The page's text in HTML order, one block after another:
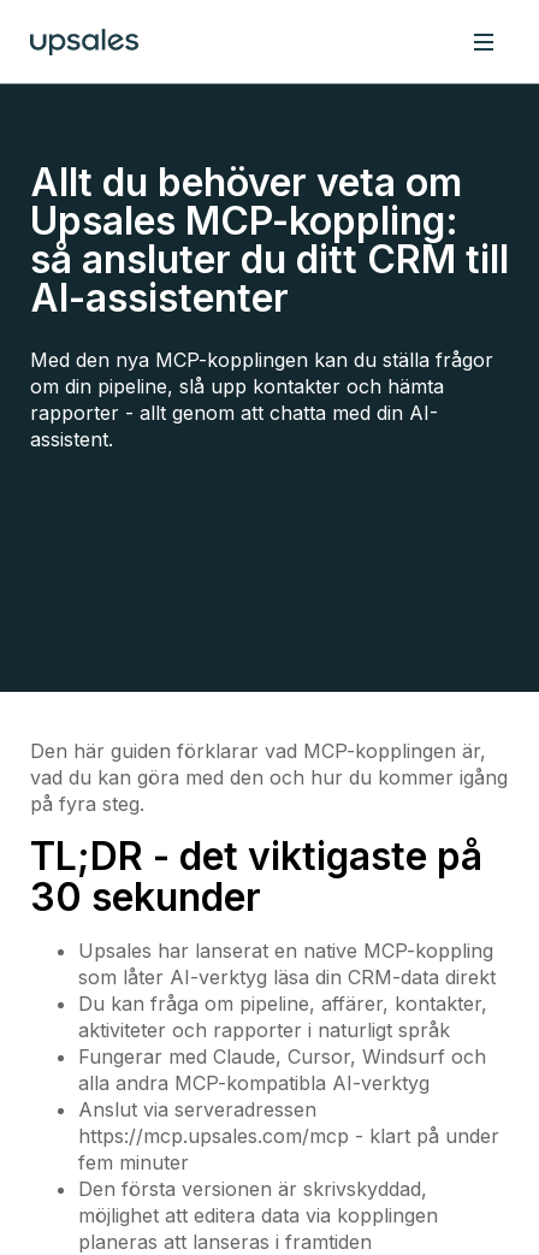
Allt du behöver veta om
Upsales MCP-koppling:
så ansluter du ditt CRM till
AI-assistenter
Med den nya MCP-kopplingen kan du ställa frågor
om din pipeline, slå upp kontakter och hämta
rapporter - allt genom att chatta med din AI-
assistent.
Den här guiden förklarar vad MCP-kopplingen är,
vad du kan göra med den och hur du kommer igång
på fyra steg.
TL;DR - det viktigaste på
30 sekunder
Upsales har lanserat en native MCP-koppling
som låter AI-verktyg läsa din CRM-data direkt
Du kan fråga om pipeline, affärer, kontakter,
aktiviteter och rapporter i naturligt språk
Fungerar med Claude, Cursor, Windsurf och
alla andra MCP-kompatibla AI-verktyg
Anslut via serveradressen
https://mcp.upsales.com/mcp - klart på under
fem minuter
Den första versionen är skrivskyddad,
möjlighet att editera data via kopplingen
planeras att lanseras i framtiden